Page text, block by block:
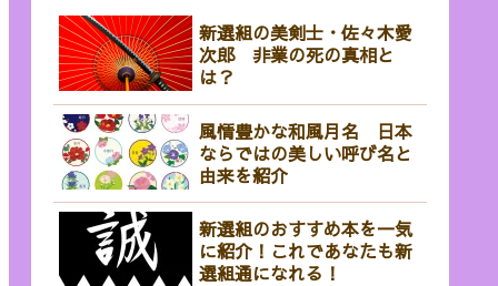
新選組の美剣士・佐々木愛
次郎 非業の死の真相と
は？
風情豊かな和風月名 日本
ならではの美しい呼び名と
由来を紹介
新選組のおすすめ本を一気
に紹介！これであなたも新
選組通になれる！